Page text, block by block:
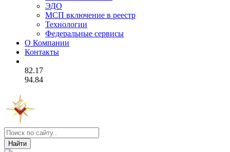
ЭДО
МСП включение в реестр
Технологии
Федеральные сервисы
О Компании
Контакты
82.17
94.84
Найти